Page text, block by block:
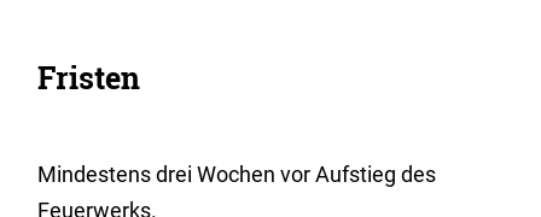
Fristen
Mindestens drei Wochen vor Aufstieg des
Feuerwerks.